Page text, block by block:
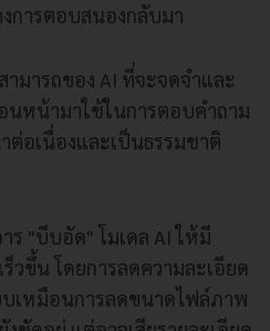
การตอบสนองกลับมา
ามารถของ AI ที่จะจดจำและ
หน้ามาใช้ในการตอบคำถาม
อเนื่องและเป็นธรรมชาติ
ร "บีบอัด" โมเดล AI ให้มี
วขึ้น โดยการลดความละเอียด
บเหมือนการลดขนาดไฟล์ภาพ